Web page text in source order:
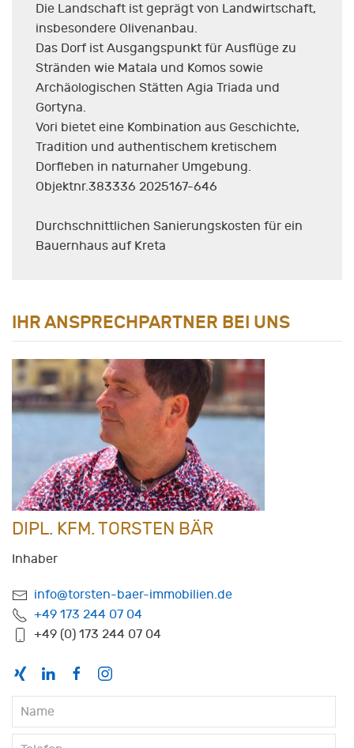
Die Landschaft ist geprägt von Landwirtschaft,
insbesondere Olivenanbau.
Das Dorf ist Ausgangspunkt für Ausflüge zu
Stränden wie Matala und Komos sowie
Archäologischen Stätten Agia Triada und
Gortyna.
Vori bietet eine Kombination aus Geschichte,
Tradition und authentischem kretischem
Dorfleben in naturnaher Umgebung.​
Objektnr.383336 2025167-646
Durchschnittlichen Sanierungskosten für ein
Bauernhaus auf Kreta
IHR ANSPRECHPARTNER BEI UNS
DIPL. KFM. TORSTEN BÄR
Inhaber
info@torsten-baer-immobilien.de
+49 173 244 07 04
+49 (0) 173 244 07 04